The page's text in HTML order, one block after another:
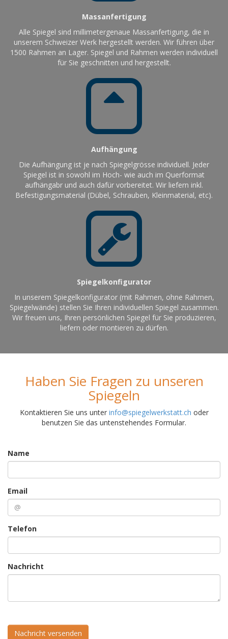
Massanfertigung
Alle Spiegel sind millimetergenaue Massanfertigung, die in
unserem Schweizer Werk hergestellt werden. Wir führen über
1500 Rahmen an Lager. Spiegel und Rahmen werden individuell
für Sie geschnitten und hergestellt.
Aufhängung
Die Aufhängung ist je nach Spiegelgrösse individuell. Jeder
Spiegel ist in sowohl im Hoch- wie auch im Querformat
aufhängabr und auch dafür vorbereitet. Wir liefern inkl.
Befestigungsmaterial (Dübel, Schrauben, Kleinmaterial, etc).
Spiegelkonfigurator
In unserem Spiegelkonfigurator (mit Rahmen, ohne Rahmen,
Spiegelwände) stellen Sie Ihren individuellen Spiegel zusammen.
Wir freuen uns, Ihren persönlichen Spiegel für Sie produzieren,
liefern oder montieren zu dürfen.
Haben Sie Fragen zu unseren
Spiegeln
Kontaktieren Sie uns unter info@spiegelwerkstatt.ch oder
benutzen Sie das untenstehendes Formular.
Name
Email
Telefon
Nachricht
Nachricht versenden